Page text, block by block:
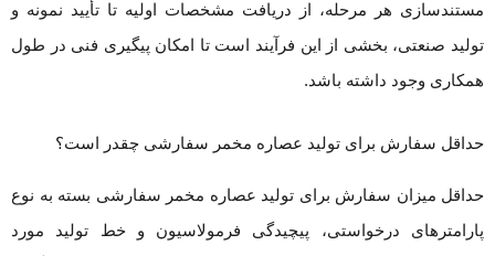
مستندسازی هر مرحله، از دریافت مشخصات اولیه تا تأیید نمونه و
تولید صنعتی، بخشی از این فرآیند است تا امکان پیگیری فنی در طول
همکاری وجود داشته باشد.
حداقل سفارش برای تولید عصاره مخمر سفارشی چقدر است؟
حداقل میزان سفارش برای تولید عصاره مخمر سفارشی بسته به نوع
پارامترهای درخواستی، پیچیدگی فرمولاسیون و خط تولید مورد